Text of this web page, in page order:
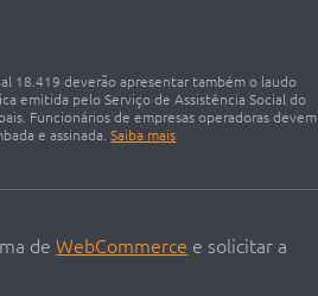
18.419 deverão apresentar também o laudo
emitida pelo Serviço de Assistência Social do
Funcionários de empresas operadoras devem
e assinada.Saiba mais
deWebCommerce e solicitar a